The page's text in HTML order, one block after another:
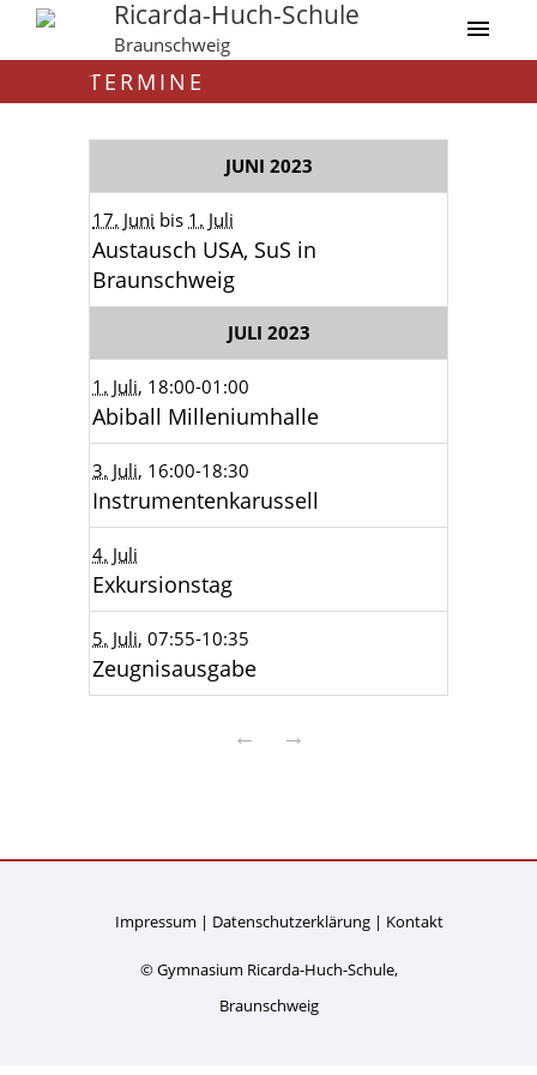
Ricarda-Huch-Schule
Braunschweig
TERMINE
JUNI 2023
17. Juni bis 1. Juli
Austausch USA, SuS in
Braunschweig
JULI 2023
1. Juli, 18:00-01:00
Abiball Milleniumhalle
3. Juli, 16:00-18:30
Instrumentenkarussell
4. Juli
Exkursionstag
5. Juli, 07:55-10:35
Zeugnisausgabe
← →
Impressum Datenschutzerklärung Kontakt
© Gymnasium Ricarda-Huch-Schule,
Braunschweig